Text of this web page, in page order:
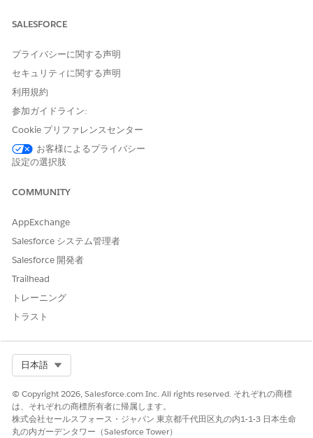
業者、部品、コストに基づいて保証請求に関するインサイトを
を増やす原因となった部品を特定して、注意が必要な価値の高
い請求に集中できます。
Claim Distribution (請求の分布): このページを使用して、特
づいて請求の分布を分析します。インサイトを取得して、請求
量を最も上げている販売業者のロケーションを特定し、請求処
理ワークフローの効率を評価して、請求のトレンドを把握し、
即座の対応が必要な領域を特定します。
イフサイクルプロセス内の請求移行時間を分析します。請求フ
ーズに移行する平均時間を表示し、請求がこれらのフェーズに
留まっている平均時間を表示します。これらのインサイトは、
を策定するのに役立ちます。
します。請求状況に基づいて請求の詳細を絞り込み、進行状況を
比較および分析する特定の期間を選択します。
CRM Analytics for Warranty Lifecycle Management テンプレー
トを使用してアプリケーションを作成すると、Claims Analysis
(請求分析) ダッシュボードにアクセスできます。Claims Analysis
(請求分析) ダッシュボードを [保証ライフサイクル管理] ホームペ
ージに組み込み、アプリケーションに簡単にアクセスできるよう
にするか、CRM Analytics for Warranty Management アプリケ
ーションから直接ダッシュボードを開きます。
SALESFORCE
プライバシーに関する声明
セキュリティに関する声明
利用規約
参加ガイドライン:
Cookie プリファレンスセンター
お客様によるプライバシー
設定の選択肢
COMMUNITY
AppExchange
Salesforce システム管理者
Salesforce 開発者
Trailhead
トレーニング
トラスト
日本語
© Copyright 2026, Salesforce.com Inc. All rights reserved. それぞれの商標
は、それぞれの商標所有者に帰属します。
株式会社セールスフォース・ジャパン 東京都千代田区丸の内1-1-3 日本生命
丸の内ガーデンタワー（Salesforce Tower）